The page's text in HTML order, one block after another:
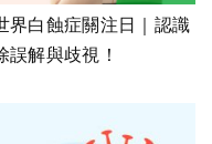
界白蝕症關注日｜認識
解與歧視！